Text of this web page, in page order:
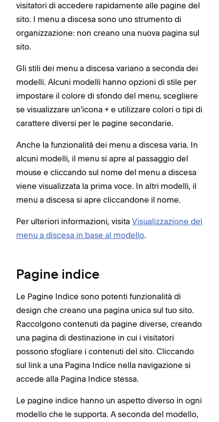
visitatori di accedere rapidamente alle pagine del
sito. I menu a discesa sono uno strumento di
organizzazione: non creano una nuova pagina sul
sito.
Gli stili dei menu a discesa variano a seconda dei
modelli. Alcuni modelli hanno opzioni di stile per
impostare il colore di sfondo del menu, scegliere
se visualizzare un'icona + e utilizzare colori o tipi di
carattere diversi per le pagine secondarie.
Anche la funzionalità dei menu a discesa varia. In
alcuni modelli, il menu si apre al passaggio del
mouse e cliccando sul nome del menu a discesa
viene visualizzata la prima voce. In altri modelli, il
menu a discesa si apre cliccandone il nome.
Per ulteriori informazioni, visita Visualizzazione del
menu a discesa in base al modello.
Pagine indice
Le Pagine Indice sono potenti funzionalità di
design che creano una pagina unica sul tuo sito.
Raccolgono contenuti da pagine diverse, creando
una pagina di destinazione in cui i visitatori
possono sfogliare i contenuti del sito. Cliccando
sul link a una Pagina Indice nella navigazione si
accede alla Pagina Indice stessa.
Le pagine indice hanno un aspetto diverso in ogni
modello che le supporta. A seconda del modello,